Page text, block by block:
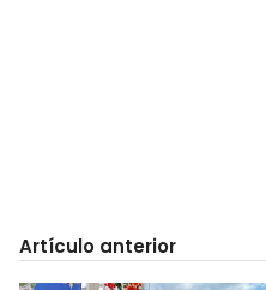
Artículo anterior